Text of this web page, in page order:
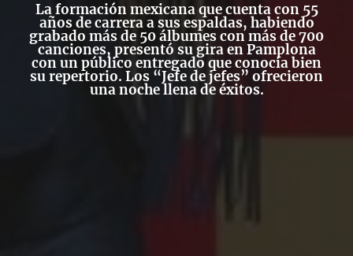
La formación mexicana que cuenta con 55
años de carrera a sus espaldas, habiendo
grabado más de 50 álbumes con más de 700
canciones, presentó su gira en Pamplona
con un público entregado que conocía bien
su repertorio. Los “Jefe de jefes” ofrecieron
una noche llena de éxitos.